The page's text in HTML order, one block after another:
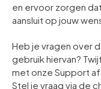
en ervoor zorgen
aansluit op jouw
Heb je vragen over
gebruik hiervan?
met onze Support
Stel je vraag via de